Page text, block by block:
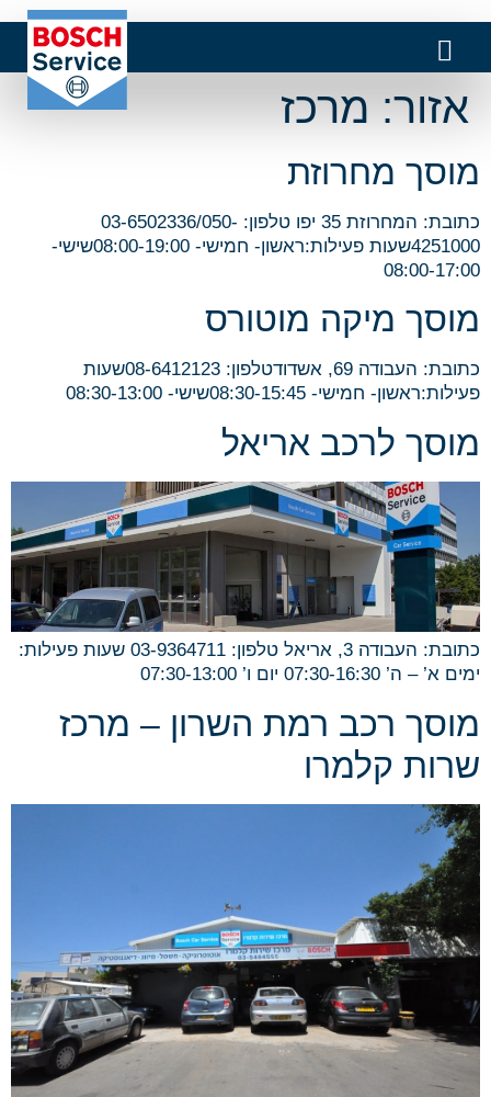
אזור: מרכז
מוסך מחרוזת
כתובת: המחרוזת 35 יפו טלפון: 03-6502336/050-
4251000שעות פעילות:ראשון- חמישי- 08:00-19:00שישי-
08:00-17:00
מוסך מיקה מוטורס
כתובת: העבודה 69, אשדודטלפון: 08-6412123שעות
פעילות:ראשון- חמישי- 08:30-15:45שישי- 08:30-13:00
מוסך לרכב אריאל
כתובת: העבודה 3, אריאל טלפון: 03-9364711 שעות פעילות:
ימים א’ – ה’ 07:30-16:30 יום ו’ 07:30-13:00
מוסך רכב רמת השרון – מרכז
שרות קלמרו